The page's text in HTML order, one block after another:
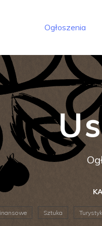
Ogłoszenia
Sztuka